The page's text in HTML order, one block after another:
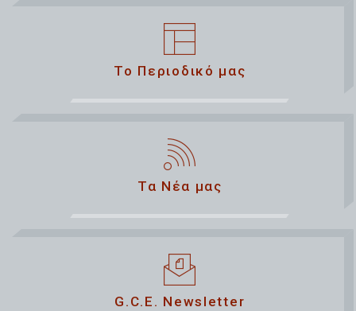
Το Περιοδικό μας
Τα Νέα μας
G.C.E. Newsletter